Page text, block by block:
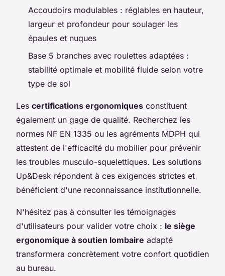
Accoudoirs modulables : réglables en hauteur,
largeur et profondeur pour soulager les
épaules et nuques
Base 5 branches avec roulettes adaptées :
stabilité optimale et mobilité fluide selon votre
type de sol
Les certifications ergonomiques constituent
également un gage de qualité. Recherchez les
normes NF EN 1335 ou les agréments MDPH qui
attestent de l'efficacité du mobilier pour prévenir
les troubles musculo-squelettiques. Les solutions
Up&Desk répondent à ces exigences strictes et
bénéficient d'une reconnaissance institutionnelle.
N'hésitez pas à consulter les témoignages
d'utilisateurs pour valider votre choix : le siège
ergonomique à soutien lombaire adapté
transformera concrètement votre confort quotidien
au bureau.